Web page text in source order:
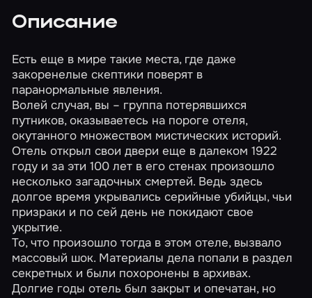
Описание
Есть еще в мире такие места, где даже
закоренелые скептики поверят в
паранормальные явления.
Волей случая, вы – группа потерявшихся
путников, оказываетесь на пороге отеля,
окутанного множеством мистических историй.
Отель открыл свои двери еще в далеком 1922
году и за эти 100 лет в его стенах произошло
несколько загадочных смертей. Ведь здесь
долгое время укрывались серийные убийцы, чьи
призраки и по сей день не покидают свое
укрытие.
То, что произошло тогда в этом отеле, вызвало
массовый шок. Материалы дела попали в раздел
секретных и были похоронены в архивах.
Долгие годы отель был закрыт и опечатан, но